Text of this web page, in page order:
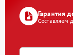
Гарантия
Составляем